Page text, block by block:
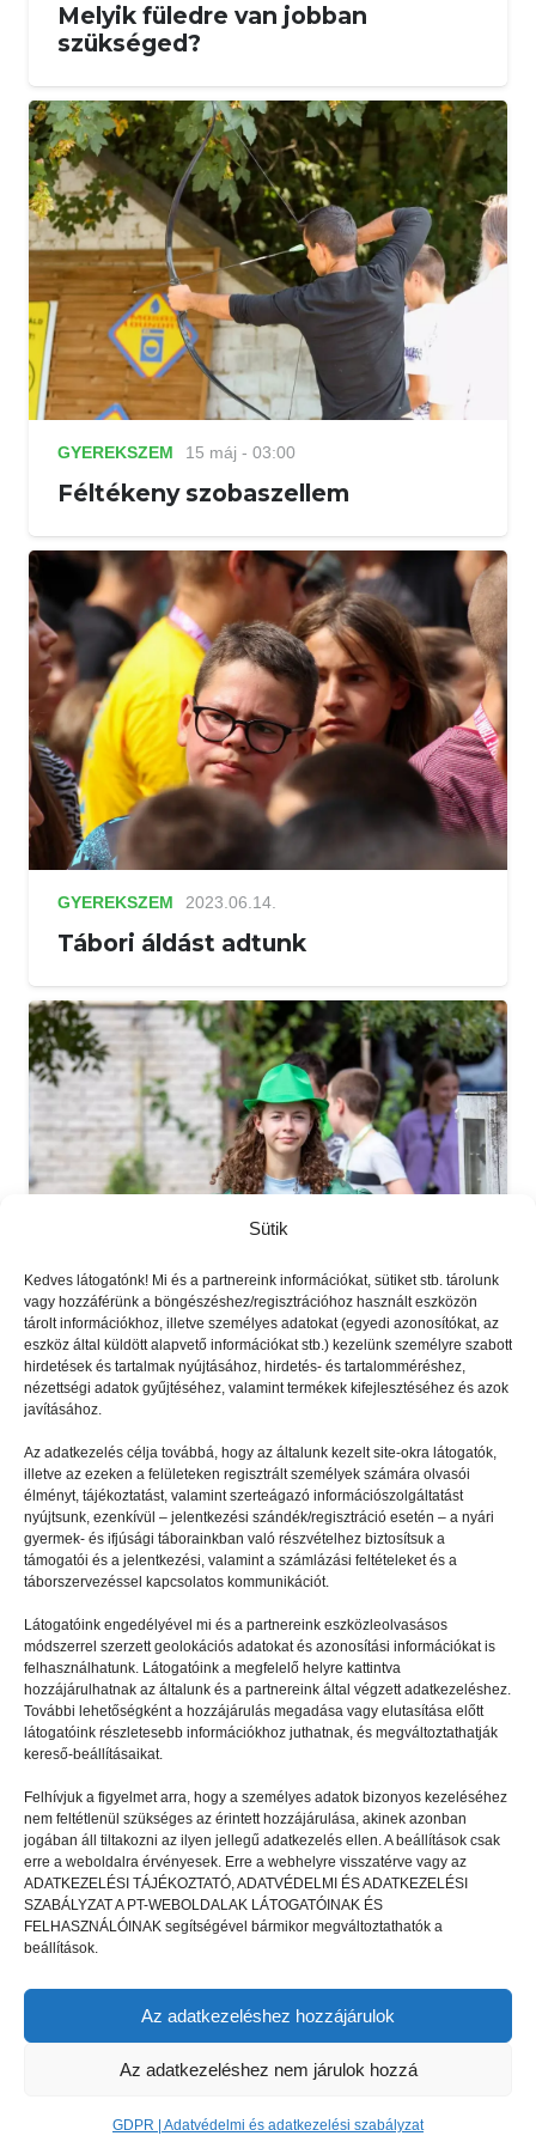
Sütik
Kedves látogatónk! Mi és a partnereink információkat, sütiket stb. tárolunk
vagy hozzáférünk a böngészéshez/regisztrációhoz használt eszközön
tárolt információkhoz, illetve személyes adatokat (egyedi azonosítókat, az
eszköz által küldött alapvető információkat stb.) kezelünk személyre szabott
hirdetések és tartalmak nyújtásához, hirdetés- és tartalomméréshez,
nézettségi adatok gyűjtéséhez, valamint termékek kifejlesztéséhez és azok
javításához.
Az adatkezelés célja továbbá, hogy az általunk kezelt site-okra látogatók,
illetve az ezeken a felületeken regisztrált személyek számára olvasói
élményt, tájékoztatást, valamint szerteágazó információszolgáltatást
nyújtsunk, ezenkívül – jelentkezési szándék/regisztráció esetén – a nyári
gyermek- és ifjúsági táborainkban való részvételhez biztosítsuk a
támogatói és a jelentkezési, valamint a számlázási feltételeket és a
táborszervezéssel kapcsolatos kommunikációt.
Látogatóink engedélyével mi és a partnereink eszközleolvasásos
módszerrel szerzett geolokációs adatokat és azonosítási információkat is
felhasználhatunk. Látogatóink a megfelelő helyre kattintva
hozzájárulhatnak az általunk és a partnereink által végzett adatkezeléshez.
További lehetőségként a hozzájárulás megadása vagy elutasítása előtt
látogatóink részletesebb információkhoz juthatnak, és megváltoztathatják
kereső-beállításaikat.
Felhívjuk a figyelmet arra, hogy a személyes adatok bizonyos kezeléséhez
nem feltétlenül szükséges az érintett hozzájárulása, akinek azonban
jogában áll tiltakozni az ilyen jellegű adatkezelés ellen. A beállítások csak
erre a weboldalra érvényesek. Erre a webhelyre visszatérve vagy az
ADATKEZELÉSI TÁJÉKOZTATÓ, ADATVÉDELMI ÉS ADATKEZELÉSI
SZABÁLYZAT A PT-WEBOLDALAK LÁTOGATÓINAK ÉS
FELHASZNÁLÓINAK segítségével bármikor megváltoztathatók a
beállítások.
Az adatkezeléshez hozzájárulok
Az adatkezeléshez nem járulok hozzá
GDPR | Adatvédelmi és adatkezelési szabályzat
Melyik füledre van jobban
szükséged?
GYEREKSZEM 15 máj - 03:00
Féltékeny szobaszellem
GYEREKSZEM 2023.06.14.
Tábori áldást adtunk
GYEREKSZEM 2025.02.17.
Majdnem meghaltunk a
nevetéstől
GYEREKSZEM 2023.03.20.
Gyakoroltam a magyar nyelvet a
táborban
© 2026 gyermektabor.info | Minden jog fenntartva
GDPR | Adatvédelmi és adatkezelési szabályzat